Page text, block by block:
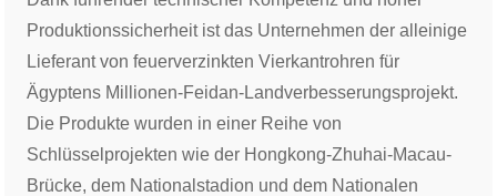
Produktionssicherheit ist das Unternehmen der alleinige
Lieferant von feuerverzinkten Vierkantrohren für
Ägyptens Millionen-Feidan-Landverbesserungsprojekt.
Die Produkte wurden in einer Reihe von
Schlüsselprojekten wie der Hongkong-Zhuhai-Macau-
Brücke, dem Nationalstadion und dem Nationalen